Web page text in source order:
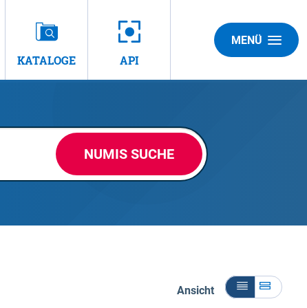
KATALOGE API
MENÜ
NUMIS SUCHE
Ansicht